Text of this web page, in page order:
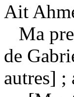
Ait
Ma
de
autres] ;